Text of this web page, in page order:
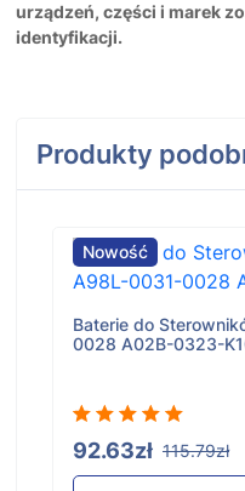
urządzeń, części i marek
identyfikacji.
Produkty
Nowość
Baterie do
0028 A02B-0323-
92.63zł 115.79zł